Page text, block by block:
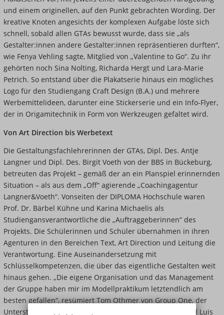
und einem originellen, auf den Punkt gebrachten Wording. Der
kreative Knoten angesichts der komplexen Aufgabe löste sich
schnell, sobald allen GTAs bewusst wurde, dass sie „als
Gestalter:innen andere Gestalter:innen repräsentieren durften“,
wie Fenya Vehling sagte, Mitglied von „Valentine to Go“. Zu ihr
gehörten noch Sina Nolting, Richarda Hergt und Lara-Marie
Petrich. So entstand über die Plakatserie hinaus ein mögliches
Logo für den Studiengang Craft Design (B.A.) und mehrere
Werbemittelideen, darunter eine Stickerserie und ein Info-Flyer,
der in Origamitechnik in Form von Werkzeugen gefaltet wird.
Von Art Direction bis Werbetext
Die Gestaltungsfachlehrerinnen der GTAs, Dipl. Des. Antje
Langner und Dipl. Des. Birgit Voeth von der BBS in Bückeburg,
betreuten das Projekt – gemäß der an ein Planspiel erinnernden
Situation – als aus dem „Off“ agierende „Coachingagentur
Langner&Voeth“. Vonseiten der DIPLOMA Hochschule waren
Prof. Dr. Bärbel Kühne und Karina Michaelis als
Studiengansverantwortliche die „Auftraggeberinnen“ des
Projekts. Die Schülerinnen und Schüler übernahmen in ihren
Agenturen in den Bereichen Text, Art Direction und Leitung die
Verantwortung. Eine Auseinandersetzung mit
Schlüsselkompetenzen, die über das eigentliche Gestalten weit
hinaus gehen. „Die eigene Organisation und das Management
der Gruppe haben mir im Modellpraktikum letztendlich am
besten gefallen“, resümiert Tom Othmer von Group One, der
Unterstützung von Liana Kideeva, Dominika Borowiec und Luis